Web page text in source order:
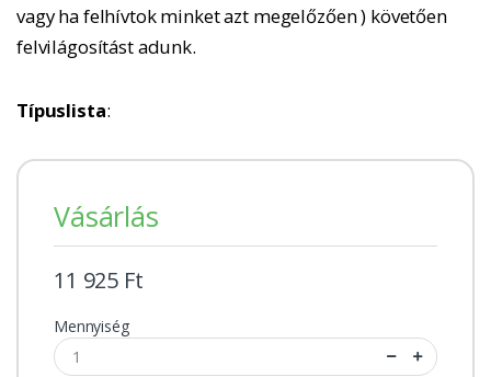
vagy ha felhívtok minket azt megelőzően ) követően
felvilágosítást adunk.
Típuslista:
Vásárlás
11 925 Ft
Mennyiség